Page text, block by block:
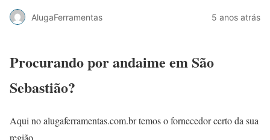
AlugaFerramentas 5 anos atrás
Procurando por andaime em São
Sebastião?
Aqui no alugaferramentas.com.br temos o fornecedor certo da sua
região.